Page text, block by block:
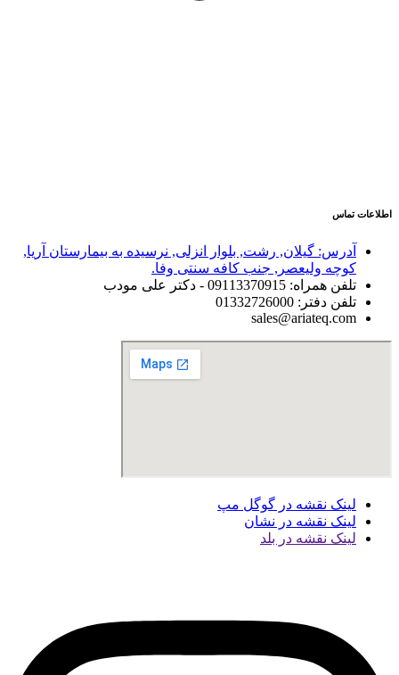
اطلاعات تماس
آدرس: گیلان, رشت, بلوار انزلی, نرسیده به بیمارستان آریا,
کوچه ولیعصر, جنب کافه سنتی وفا.
تلفن همراه: 09113370915 - دکتر علی مودب
تلفن دفتر: 01332726000
sales@ariateq.com
لینک نقشه در گوگل مپ
لینک نقشه در نشان
لینک نقشه در بلد